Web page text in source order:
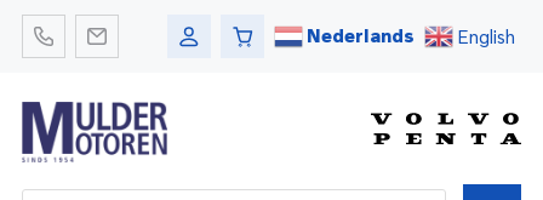
Nederlands English